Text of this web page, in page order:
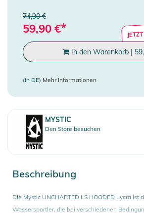
74,90 €
59,90 €*
In den Warenkorb |
(in DE) Mehr Informationen
MYSTIC
Den Store besuchen
Beschreibung
Die Mystic UNCHARTED LS HOODED Lycra ist
Wassersportler, die bei verschiedenen